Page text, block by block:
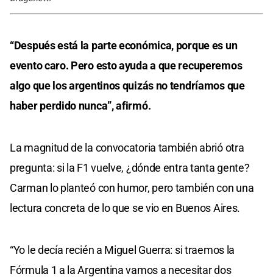
“Después está la parte económica, porque es un
evento caro. Pero esto ayuda a que recuperemos
algo que los argentinos quizás no tendríamos que
haber perdido nunca”, afirmó.
La magnitud de la convocatoria también abrió otra
pregunta: si la F1 vuelve, ¿dónde entra tanta gente?
Carman lo planteó con humor, pero también con una
lectura concreta de lo que se vio en Buenos Aires.
“Yo le decía recién a Miguel Guerra: si traemos la
Fórmula 1 a la Argentina vamos a necesitar dos